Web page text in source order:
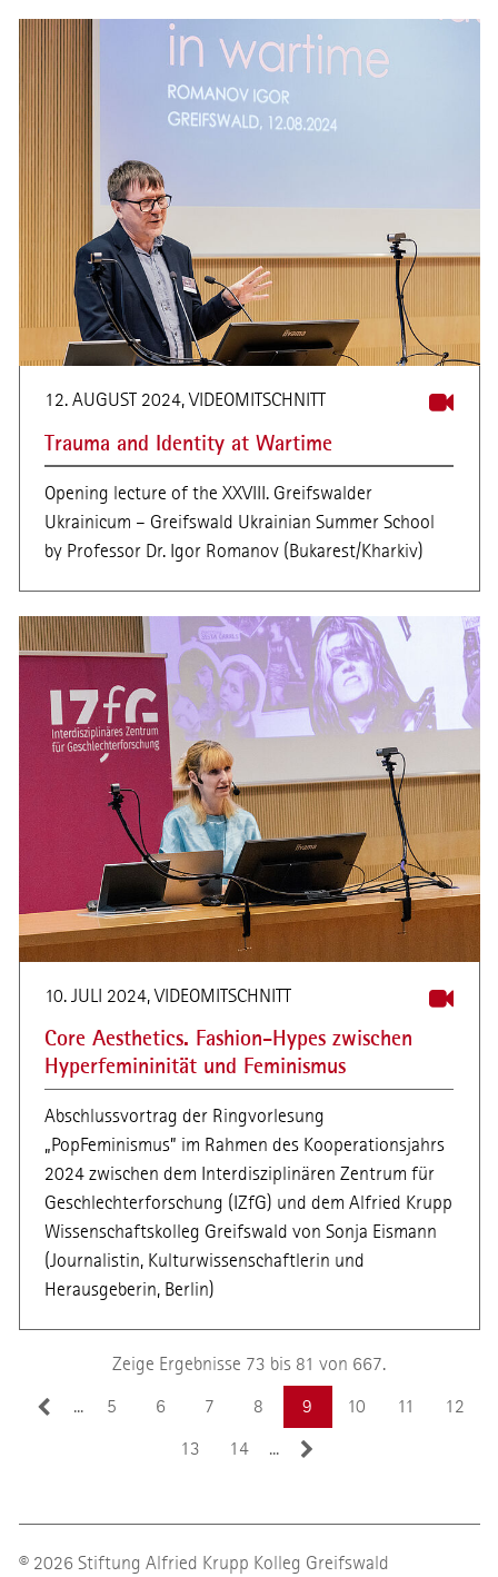
12. AUGUST 2024, VIDEOMITSCHNITT
Trauma and Identity at Wartime
Opening lecture of the XXVIII. Greifswalder
Ukrainicum – Greifswald Ukrainian Summer School
by Professor Dr. Igor Romanov (Bukarest/Kharkiv)
10. JULI 2024, VIDEOMITSCHNITT
Core Aesthetics. Fashion-Hypes zwischen
Hyperfemininität und Feminismus
Abschlussvortrag der Ringvorlesung
„PopFeminismus” im Rahmen des Kooperationsjahrs
2024 zwischen dem Interdisziplinären Zentrum für
Geschlechterforschung (IZfG) und dem Alfried Krupp
Wissenschaftskolleg Greifswald von Sonja Eismann
(Journalistin, Kulturwissenschaftlerin und
Herausgeberin, Berlin)
Zeige Ergebnisse 73 bis 81 von 667.
...
5 6 7 8 9 10 11
12
13
14 ...
© 2026 Stiftung Alfried Krupp Kolleg Greifswald